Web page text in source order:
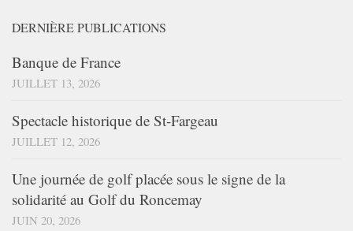
DERNIÈRE PUBLICATIONS
Banque de France
JUILLET 13, 2026
Spectacle historique de St-Fargeau
JUILLET 12, 2026
Une journée de golf placée sous le signe de la
solidarité au Golf du Roncemay
JUIN 20, 2026